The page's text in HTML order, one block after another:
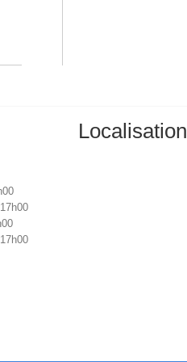
Localisation